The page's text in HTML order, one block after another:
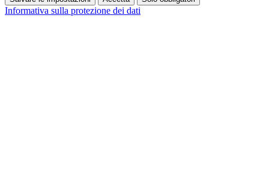
Informativa sulla protezione dei dati